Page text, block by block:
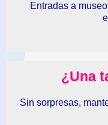
Entradas a
¿Una
Sin sorpresas,